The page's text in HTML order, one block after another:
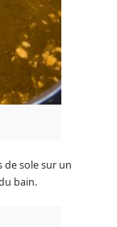
de sole sur un
bain.